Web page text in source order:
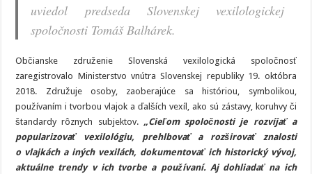
uviedol predseda Slovenskej vexilologickej
spoločnosti Tomáš Balhárek.
Občianske združenie Slovenská vexilologická spoločnosť
zaregistrovalo Ministerstvo vnútra Slovenskej republiky 19. októbra
2018. Združuje osoby, zaoberajúce sa históriou, symbolikou,
používaním i tvorbou vlajok a ďalších vexíl, ako sú zástavy, koruhvy či
štandardy rôznych subjektov.„Cieľom spoločnosti je rozvíjať a
popularizovať vexilológiu, prehlbovať a rozširovať znalosti
o vlajkách a iných vexilách, dokumentovať ich historický vývoj,
aktuálne trendy v ich tvorbe a používaní. Aj dohliadať na ich